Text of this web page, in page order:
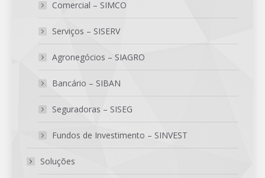
Comercial – SIMCO
Serviços – SISERV
Agronegócios – SIAGRO
Bancário – SIBAN
Seguradoras – SISEG
Fundos de Investimento – SINVEST
Soluções